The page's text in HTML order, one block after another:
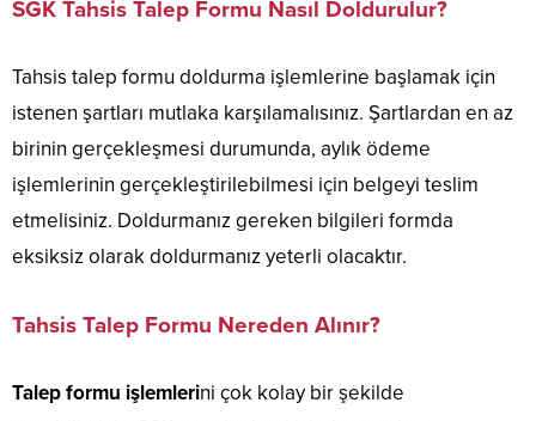
SGK Tahsis Talep Formu Nasıl Doldurulur?
Tahsis talep formu doldurma işlemlerine başlamak için
istenen şartları mutlaka karşılamalısınız. Şartlardan en az
birinin gerçekleşmesi durumunda, aylık ödeme
işlemlerinin gerçekleştirilebilmesi için belgeyi teslim
etmelisiniz. Doldurmanız gereken bilgileri formda
eksiksiz olarak doldurmanız yeterli olacaktır.
Tahsis Talep Formu Nereden Alınır?
Talep formu işlemlerini çok kolay bir şekilde